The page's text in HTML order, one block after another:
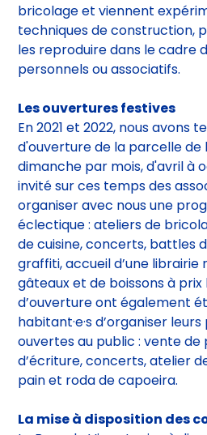
participant·e·s ont déjà des
bricolage et viennent
techniques de construction,
les reproduire dans le cadre
Les ouvertures festives
En 2021 et 2022, nous avons
d'ouverture de la parcelle de
dimanche par mois, d'avril à
invité sur ces temps des
organiser avec nous une
éclectique : ateliers de
de cuisine, concerts, battles
graffiti, accueil d’une librairie
gâteaux et de boissons à
d’ouverture ont également
habitant·e·s d’organiser
ouvertes au public : vente de
d’écriture, concerts, atelier